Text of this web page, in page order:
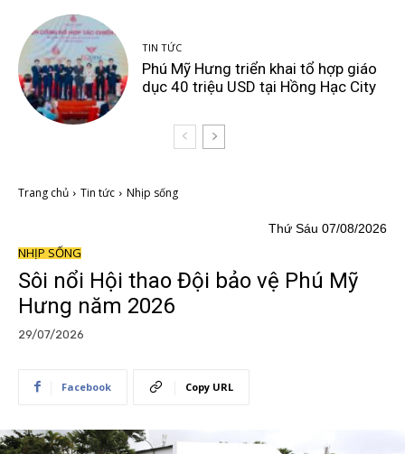
TIN TỨC
Phú Mỹ Hưng triển khai tổ hợp giáo
dục 40 triệu USD tại Hồng Hạc City